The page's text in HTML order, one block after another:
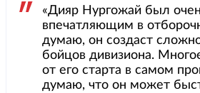
«Дияр Нургожай был
впечатляющим в
думаю, он создаст
бойцов дивизиона.
от его старта в самом
думаю, что он может